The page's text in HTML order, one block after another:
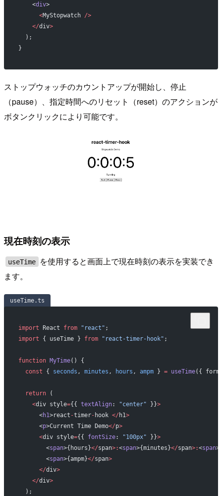
    <
div>
      <
MyStopwatch />
    </
div>
  );
}
ストップウォッチのカウントアップが開始し、停止
（pause）、指定時間へのリセット（reset）のアクションが
ボタンクリックにより可能です。
現在時刻の表示
useTime
を使用すると画面上で現在時刻の表示を実装でき
ます。
useTime.ts
import React from "react" ;
import { useTime } from "react-timer-hook" ;
function MyTime() {
  const
{ seconds , minutes , hours , ampm } = useTime({
  return
(
    <
div style={{ textAlign: "center" }}>
      <
h1>react -timer- hook </h1>
      <
p>Current Time Demo</p>
      <
div style={{ fontSize: "100px" }}>
        <
span>{hours}</span>:<span>{minutes}</span>:<span
        <
span>{ampm}</span>
      </
div>
    </
div>
  );